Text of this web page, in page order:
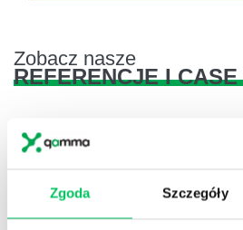
Zgoda Szczegóły
Zobacz nasze
REFERENCJE I
Referencje